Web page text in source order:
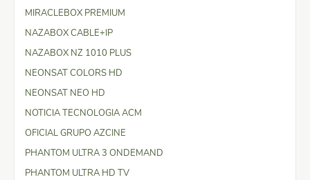
MIRACLEBOX PREMIUM
NAZABOX CABLE+IP
NAZABOX NZ 1010 PLUS
NEONSAT COLORS HD
NEONSAT NEO HD
NOTICIA TECNOLOGIA ACM
OFICIAL GRUPO AZCINE
PHANTOM ULTRA 3 ONDEMAND
PHANTOM ULTRA HD TV